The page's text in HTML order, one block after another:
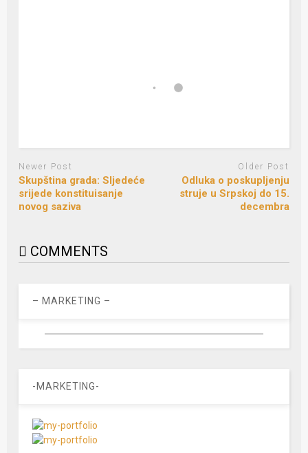
Newer Post
Skupština grada: Sljedeće
srijede konstituisanje
novog saziva
Older Post
Odluka o poskupljenju
struje u Srpskoj do 15.
decembra
COMMENTS
– MARKETING –
-MARKETING-